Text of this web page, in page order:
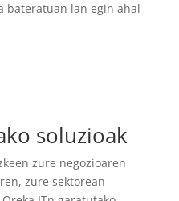
bateratuan lan egin ahal
soluzioak
zure negozioaren
zure sektorean